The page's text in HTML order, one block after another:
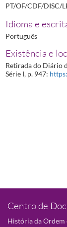
PT/OF/CDF/DISC/
Idioma e
Português
Existência e
Retirada do Diário
Série I, p. 947:
Centro de
História da Ordem